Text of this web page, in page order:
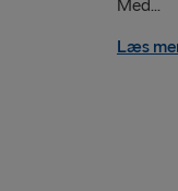
Med...
Læs